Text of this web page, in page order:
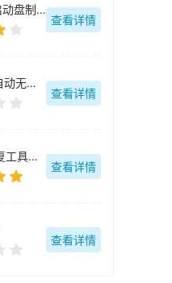
U大师U盘启动盘制作工具【附教程】
查看详情
鑫河QQ全自动无限加好友神器
查看详情
万能U盘修复工具绿色版
查看详情
查看详情